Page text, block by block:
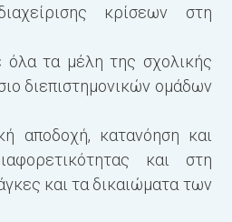
κρίσεων στη
όλα τα μέλη της σχολικής
διεπιστημονικών ομάδων
αποδοχή, κατανόηση και
και στη
και τα δικαιώματα των